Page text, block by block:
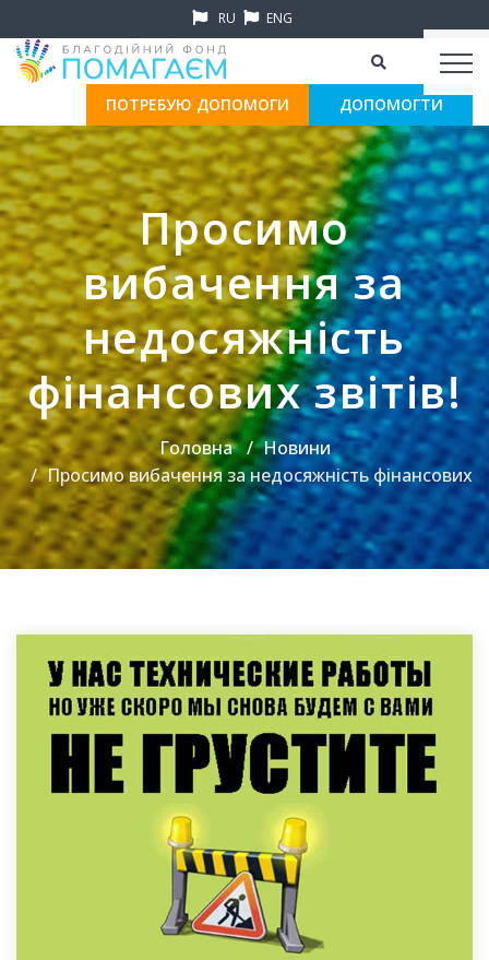
RU ENG
ПОТРЕБУЮ ДОПОМОГИ ДОПОМОГТИ
Просимо
вибачення за
недосяжність
фінансових звітів!
Головна
Новини
Просимо вибачення за недосяжність фінансових